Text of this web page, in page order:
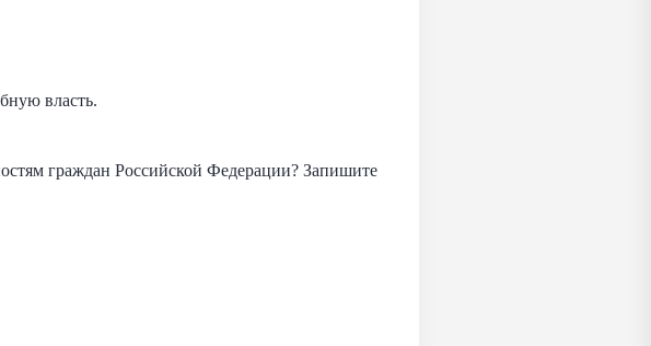
власть.
граждан Российской Федерации? Запишите